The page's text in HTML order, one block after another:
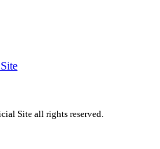
Site all rights reserved.